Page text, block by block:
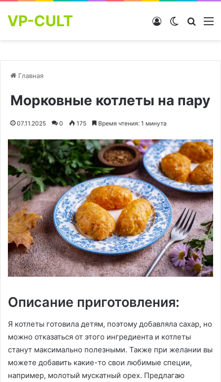
VP-CULT Switch skin
Войти
Главная
Морковные котлеты на пару
07.11.2025 0 175 Время чтения: 1 минута
Описание приготовления:
Я котлеты готовила детям, поэтому добавляла сахар, но
можно отказаться от этого ингредиента и котлеты
станут максимально полезными. Также при желании вы
можете добавить какие-то свои любимые специи,
например, молотый мускатный орех. Предлагаю